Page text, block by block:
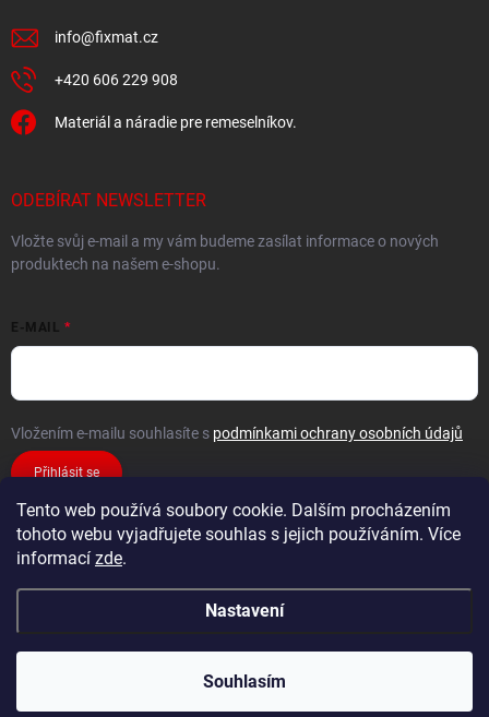
Tento web používá soubory cookie. Dalším procházením
tohoto webu vyjadřujete souhlas s jejich používáním. Více
informací zde.
Nastavení
Souhlasím
info@fixmat.cz
+420 606 229 908
Materiál a náradie pre remeselníkov.
ODEBÍRAT NEWSLETTER
Vložte svůj e-mail a my vám budeme zasílat informace o nových
produktech na našem e-shopu.
E-MAIL
Vložením e-mailu souhlasíte s podmínkami ochrany osobních údajů
Přihlásit se
FiXMAT . Všechna práva vyhrazena.